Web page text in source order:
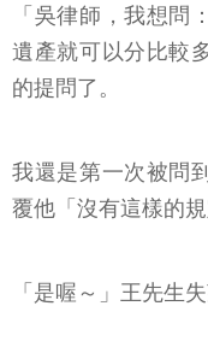
「吳律師，我想問
遺產就可以分比較
的提問了。
我還是第一次被問
覆他「沒有這樣的規
「是喔～」王先生